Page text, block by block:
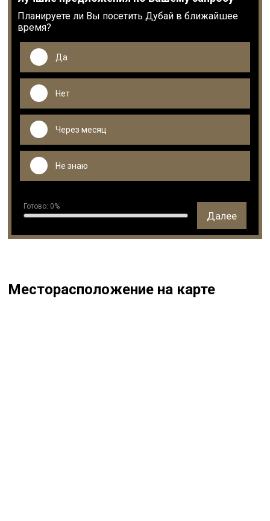
Планируете ли Вы посетить Дубай в ближайшее
время?
Да
Нет
Через месяц
Не знаю
Готово: 0%
Далее
Месторасположение на карте